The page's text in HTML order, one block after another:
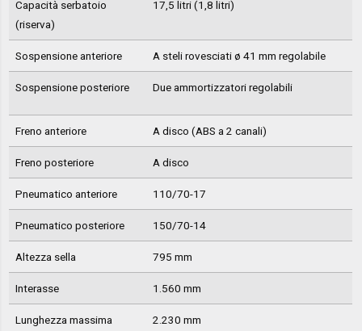
Capacità serbatoio
(riserva)
17,5 litri (1,8 litri)
Sospensione anteriore A steli rovesciati ø 41 mm regolabile
Sospensione posteriore Due ammortizzatori regolabili
Freno anteriore A disco (ABS a 2 canali)
Freno posteriore A disco
Pneumatico anteriore 110/70-17
Pneumatico posteriore 150/70-14
Altezza sella 795 mm
Interasse 1.560 mm
Lunghezza massima 2.230 mm